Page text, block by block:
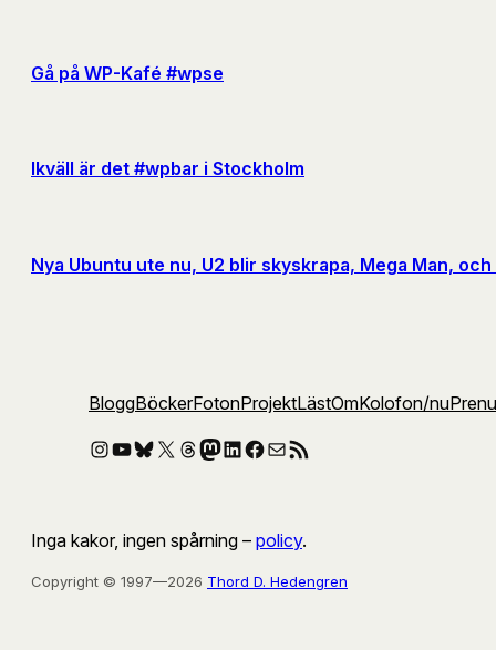
Gå på WP-Kafé #wpse
Ikväll är det #wpbar i Stockholm
Nya Ubuntu ute nu, U2 blir skyskrapa, Mega Man,
BloggBöckerFotonProjektLästOmKolofon/nu
Instagram
YouTube
Bluesky
X Threads
Mastodon
LinkedIn
Facebook
E-postRSS-flöde
Inga kakor, ingen spårning – policy.
Copyright © 1997—2026 Thord D. Hedengren